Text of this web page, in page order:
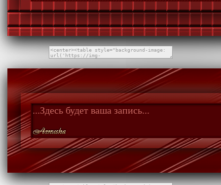
...Здесь будет ваша запись...